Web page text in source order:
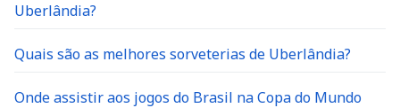
Uberlândia?
Quais são as melhores sorveterias de Uberlândia?
Onde assistir aos jogos do Brasil na Copa do Mundo